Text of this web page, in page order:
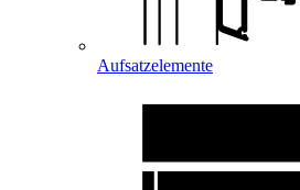
Aufsatzelemente